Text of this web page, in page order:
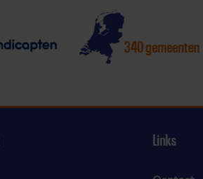
340 gemeenten
Links